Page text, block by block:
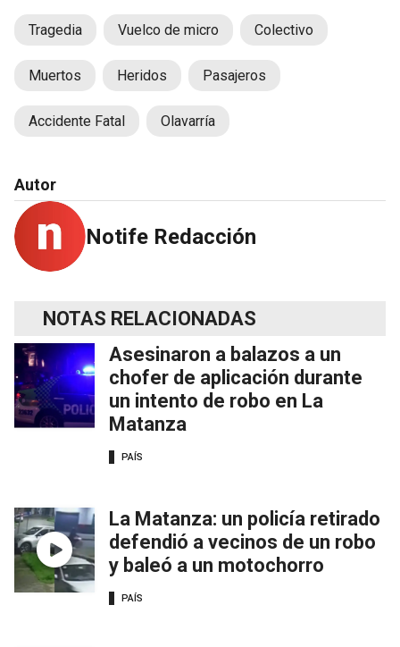
Tragedia Vuelco de micro Colectivo
Muertos Heridos Pasajeros
Accidente Fatal Olavarría
Autor
Notife Redacción
NOTAS RELACIONADAS
Asesinaron a balazos a un
chofer de aplicación durante
un intento de robo en La
Matanza
PAÍS
La Matanza: un policía retirado
defendió a vecinos de un robo
y baleó a un motochorro
PAÍS